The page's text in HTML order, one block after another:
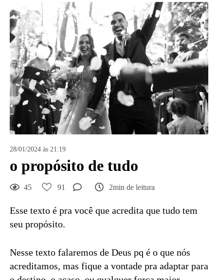
28/01/2024 às 21:19
o propósito de tudo
45 91 2min de leitura
Esse texto é pra você que acredita que tudo tem
seu propósito.
Nesse texto falaremos de Deus pq é o que nós
acreditamos, mas fique a vontade pra adaptar para